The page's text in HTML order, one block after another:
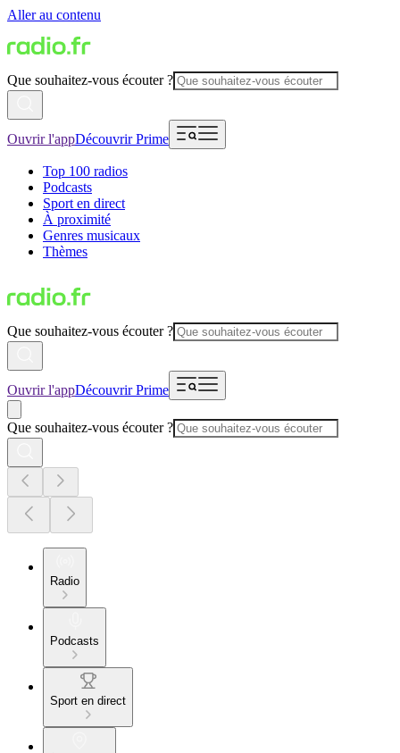
Aller au contenu
Que souhaitez-vous écouter ?
Ouvrir l'appDécouvrir Prime
Top 100 radios
Podcasts
Sport en direct
À proximité
Genres musicaux
Thèmes
Que souhaitez-vous écouter ?
Ouvrir l'appDécouvrir Prime
Que souhaitez-vous écouter ?
Radio
Podcasts
Sport en direct